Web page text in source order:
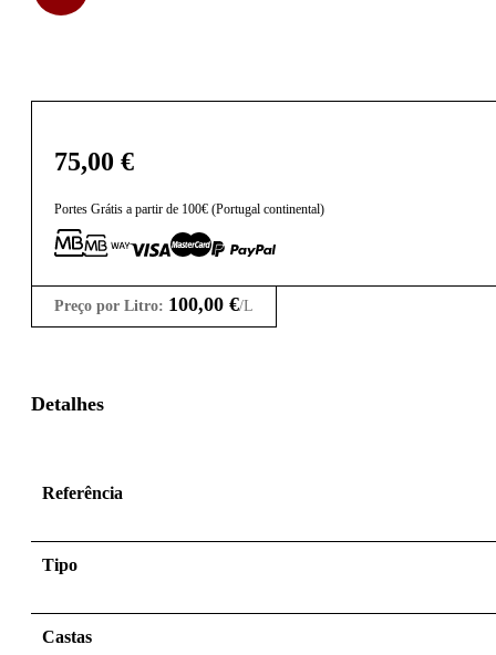
75,00 €
Portes Grátis a partir de 100€ (Portugal continental)
Preço por Litro: 100,00 €/L
Detalhes
Referência
Tipo
Castas